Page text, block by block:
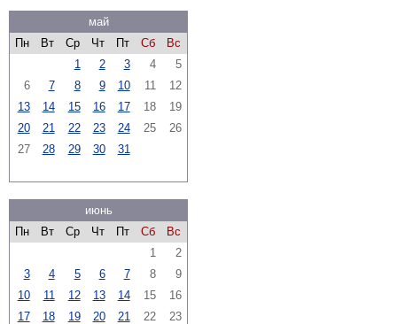
май
Пн
Вт Ср Чт Пт Сб
Вс
1
2 3 4
5
6
7 8 9 10 11
12
13
14 15 16 17 18
19
20
21 22 23 24 25
26
27
28 29 30 31
июнь
Пн
Вт Ср Чт Пт Сб
Вс
1
2
3
4 5 6 7 8
9
10
11 12 13 14 15
16
17
18 19 20 21 22
23